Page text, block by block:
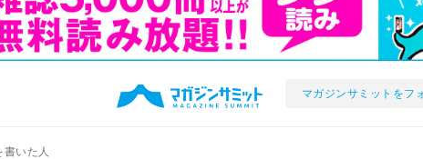
マガジンサミットをフ
書いた人